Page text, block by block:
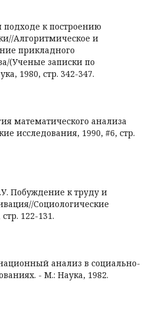
к построению
Алгоритмическое и
прикладного
(Ученые записки по
1980, стр. 342-347.
математического анализа
исследования, 1990, #6, стр.
Побуждение к труду и
Социологические
122-131.
анализ в социально-
- М.: Наука, 1982.